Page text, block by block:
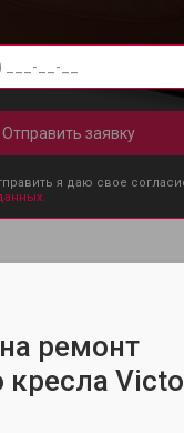
Отправить заявку
я даю свое
ремонт